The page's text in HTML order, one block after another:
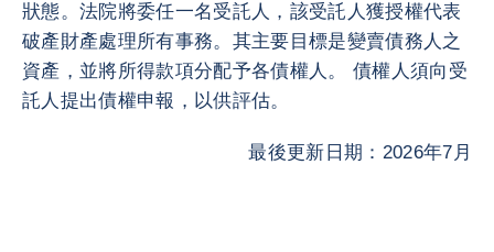
狀態。法院將委任一名受託人，該受託人獲授權代表
破產財產處理所有事務。其主要目標是變賣債務人之
資產，並將所得款項分配予各債權人。 債權人須向受
託人提出債權申報，以供評估。
最後更新日期：2026年7月